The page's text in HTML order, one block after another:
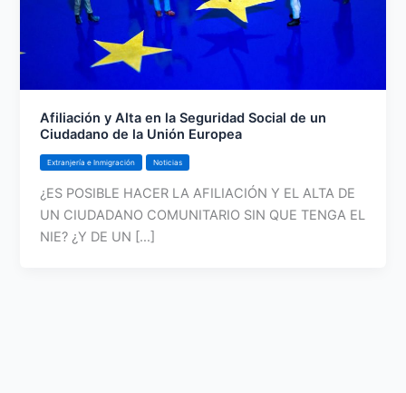
Afiliación y Alta en la Seguridad Social de un
Ciudadano de la Unión Europea
Extranjería e Inmigración Noticias
¿ES POSIBLE HACER LA AFILIACIÓN Y EL ALTA DE
UN CIUDADANO COMUNITARIO SIN QUE TENGA EL
NIE? ¿Y DE UN […]